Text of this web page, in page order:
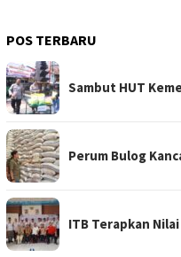
POS TERBARU
Sambut HUT
Perum Bulog
ITB Terapkan